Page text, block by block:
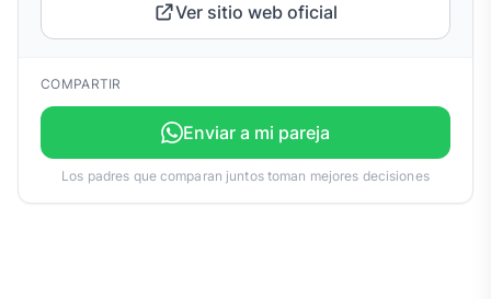
Ver sitio web oficial
COMPARTIR
Enviar a mi pareja
Los padres que comparan juntos toman mejores decisiones